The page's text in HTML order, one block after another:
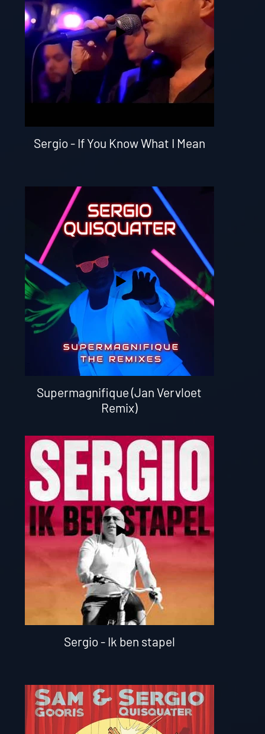
Sergio - If You Know What I Mean
Supermagnifique (Jan Vervloet
Remix)
Sergio - Ik ben stapel